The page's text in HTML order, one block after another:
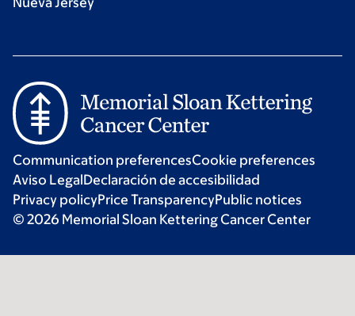
Communication preferencesCookie preferences
Aviso LegalDeclaración de accesibilidad
Privacy policyPrice TransparencyPublic notices
© 2026 Memorial Sloan Kettering Cancer Center